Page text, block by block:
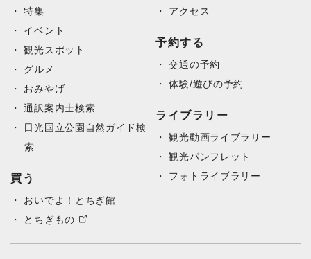
特集
イベント
観光スポット
グルメ
おみやげ
通訳案内士検索
日光国立公園自然ガイド検
索
買う
おいでよ！とちぎ館
とちぎもの
アクセス
予約する
交通の予約
体験/遊びの予約
ライブラリー
観光動画ライブラリー
観光パンフレット
フォトライブラリー